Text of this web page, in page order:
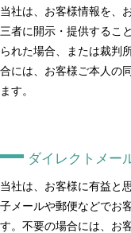
当社は、お客様情報を、
三者に開示・提供するこ
られた場合、または裁判
合には、お客様ご本人の
ます。
ダイレクトメー
当社は、お客様に有益と
子メールや郵便などでお
す。不要の場合には、お